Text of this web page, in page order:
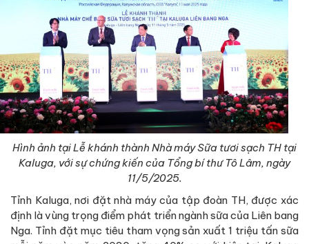
Hình ảnh tại Lễ khánh thành Nhà máy Sữa tươi sạch TH tại
Kaluga, với sự chứng kiến của Tổng bí thư Tô Lâm, ngày
11/5/2025.
Tỉnh Kaluga, nơi đặt nhà máy của tập đoàn TH, được xác
định là vùng trọng điểm phát triển ngành sữa của Liên bang
Nga. Tỉnh đặt mục tiêu tham vọng sản xuất 1 triệu tấn sữa